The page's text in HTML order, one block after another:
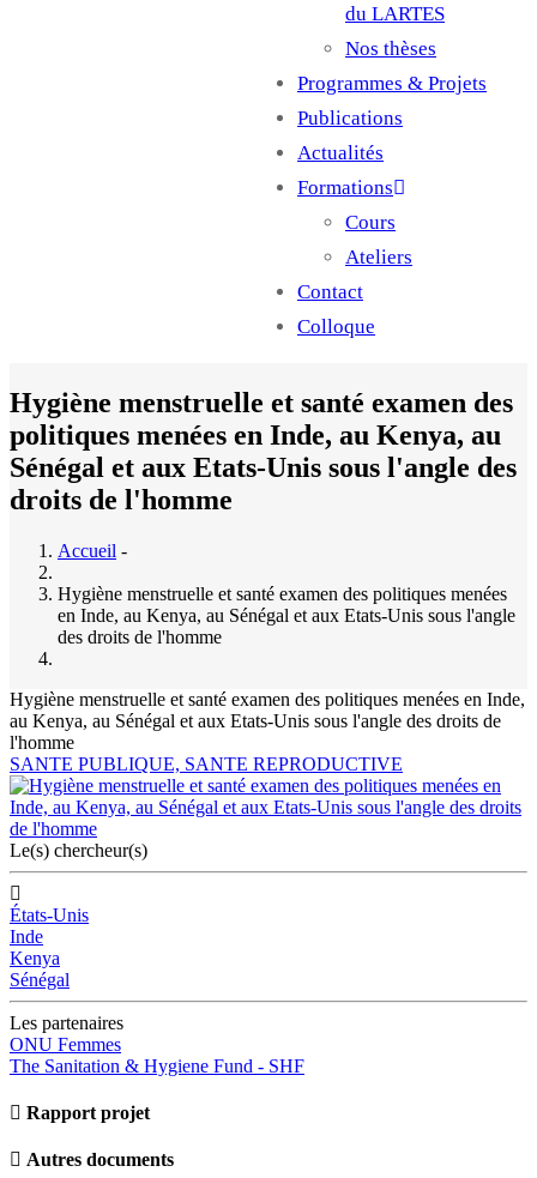
du LARTES
Nos thèses
Programmes & Projets
Publications
Actualités
Formations
Cours
Ateliers
Contact
Colloque
Hygiène menstruelle et santé examen des
politiques menées en Inde, au Kenya, au
Sénégal et aux Etats-Unis sous l'angle des
droits de l'homme
Accueil -
Hygiène menstruelle et santé examen des politiques menées
en Inde, au Kenya, au Sénégal et aux Etats-Unis sous l'angle
des droits de l'homme
Hygiène menstruelle et santé examen des politiques menées en Inde,
au Kenya, au Sénégal et aux Etats-Unis sous l'angle des droits de
l'homme
SANTE PUBLIQUE, SANTE REPRODUCTIVE
Le(s) chercheur(s)
États-Unis
Inde
Kenya
Sénégal
Les partenaires
ONU Femmes
The Sanitation & Hygiene Fund - SHF
Rapport projet
Autres documents